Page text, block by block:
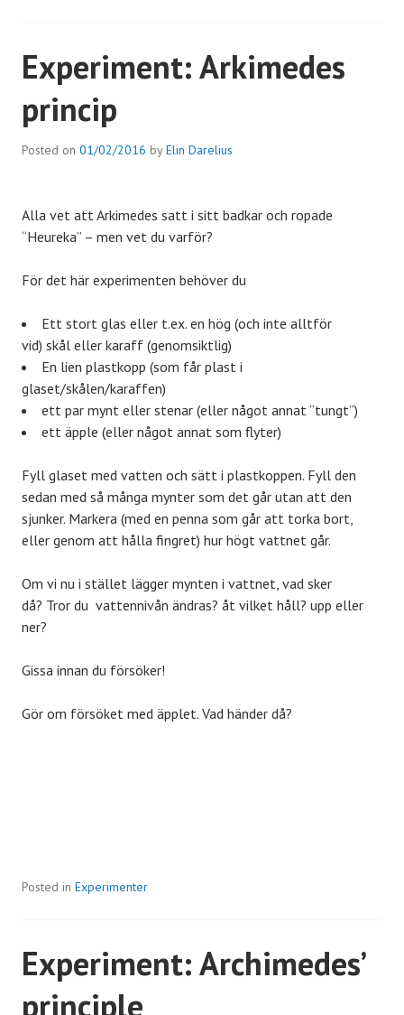
Experiment: Arkimedes
princip
Posted on 01/02/2016 byElin Darelius
Alla vet att Arkimedes satt i sitt badkar och ropade
“Heureka” – men vet du varför?
För det här experimenten behöver du
Ett stort glas eller t.ex. en hög (och inte alltför
vid) skål eller karaff (genomsiktlig)
En lien plastkopp (som får plast i
glaset/skålen/karaffen)
ett par mynt eller stenar (eller något annat “tungt”)
ett äpple (eller något annat som flyter)
Fyll glaset med vatten och sätt i plastkoppen. Fyll den
sedan med så många mynter som det går utan att den
sjunker. Markera (med en penna som går att torka bort,
eller genom att hålla fingret) hur högt vattnet går.
Om vi nu i stället lägger mynten i vattnet, vad sker
då? Tror du vattennivån ändras? åt vilket håll? upp eller
ner?
Gissa innan du försöker!
Gör om försöket med äpplet. Vad händer då?
Posted in Experimenter
Experiment: Archimedes’
principle